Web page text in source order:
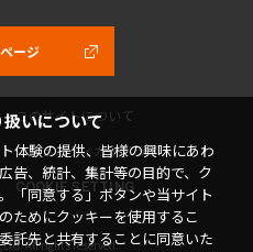
いについて
体験の提供、皆様の興味にあわ
告、統計、集計等の目的で、ク
「同意する」ボタンや当サイト
ためにクッキーを使用するこ
託先と共有することに同意いた
ージ
このサイトについて
コミュニティガイドライン
COOKIE SETTING
All rights reserved.